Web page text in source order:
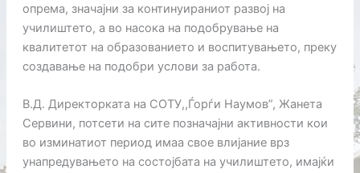
опрема, значајни за континуираниот развој на
училиштето, а во насока на подобрување на
квалитетот на образованието и воспитувањето, преку
создавање на подобри услови за работа.
В.Д. Директорката на СОТУ,,Ѓорѓи Наумов”, Жанета
Сервини, потсети на сите позначајни активности кои
во изминатиот период имаа свое влијание врз
унапредувањето на состојбата на училиштето, имајќи